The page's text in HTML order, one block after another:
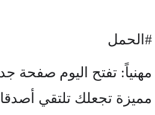
#الحمل
مهنياً: تفتح اليوم صفحة
مميزة تجعلك تلتقي